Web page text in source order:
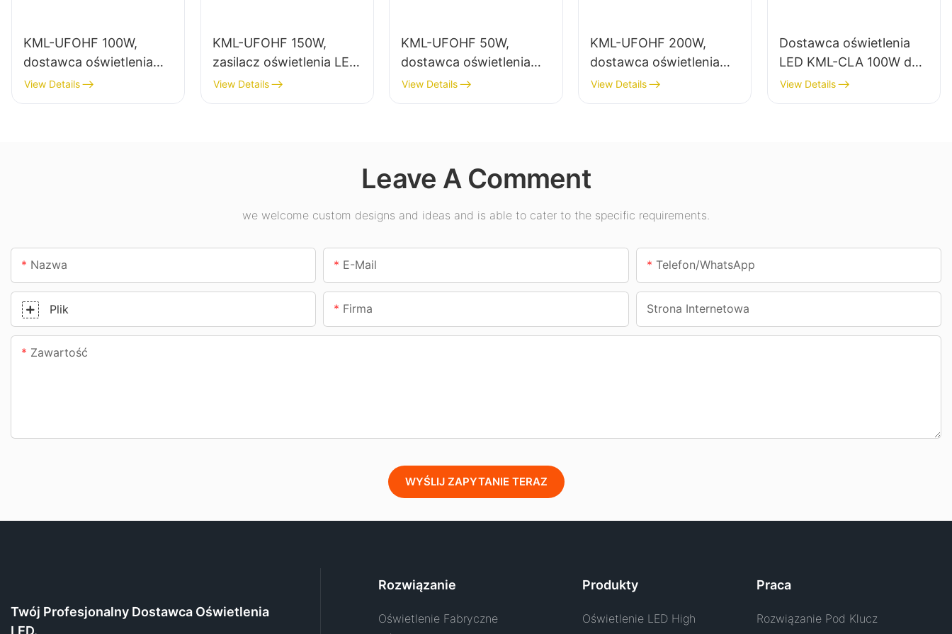
KML-UFOHF 100W,
dostawca oświetlenia
wysokiego składowania
LED do zakładów
View Details
KML-UFOHF 150W,
zasilacz oświetlenia LED
do zastosowań
wewnętrznych w
View Details
KML-UFOHF 50W,
dostawca oświetlenia
wysokiego składowania
LED do zakładów
oświetleniowych
View Details
KML-UFOHF 200W,
dostawca oświetlenia
LED High Bay do
oświetlenia
View Details
Dostawca oświetlenia
LED KML-CLA 100W do
pomieszczeń
zamkniętych, takich jak
View Details
Leave A Comment
we welcome custom designs and ideas and is able to cater to the specific requirements.
Nazwa E-Mail Telefon/WhatsApp
Plik Firma Strona Internetowa
Zawartość
WYŚLIJ ZAPYTANIE TERAZ
Twój Profesjonalny Dostawca Oświetlenia
Rozwiązanie
Oświetlenie Fabryczne
Produkty
Oświetlenie LED High
Praca
Rozwiązanie Pod Klucz